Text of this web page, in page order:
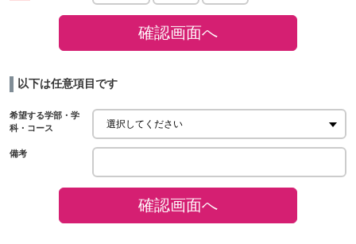
確認画面へ
以下は任意項目です
希望する学部・学
科・コース
備考
確認画面へ